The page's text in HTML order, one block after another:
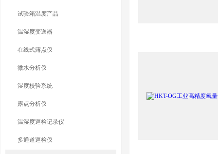
试验箱温度产品
温湿度变送器
在线式露点仪
微水分析仪
湿度校验系统
露点分析仪
温湿度巡检记录仪
多通道巡检仪